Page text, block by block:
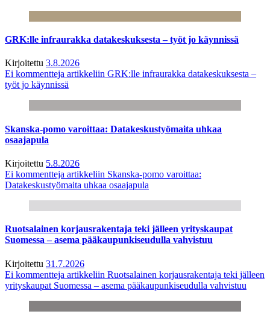
GRK:lle infraurakka datakeskuksesta – työt jo käynnissä
Kirjoitettu 3.8.2026
Ei kommentteja artikkeliin GRK:lle infraurakka datakeskuksesta –
työt jo käynnissä
Skanska-pomo varoittaa: Datakeskustyömaita uhkaa
osaajapula
Kirjoitettu 5.8.2026
Ei kommentteja artikkeliin Skanska-pomo varoittaa:
Datakeskustyömaita uhkaa osaajapula
Ruotsalainen korjausrakentaja teki jälleen yrityskaupat
Suomessa – asema pääkaupunkiseudulla vahvistuu
Kirjoitettu 31.7.2026
Ei kommentteja artikkeliin Ruotsalainen korjausrakentaja teki jälleen
yrityskaupat Suomessa – asema pääkaupunkiseudulla vahvistuu